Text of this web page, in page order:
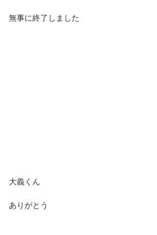
無事に終了しました
大義くん
ありがとう